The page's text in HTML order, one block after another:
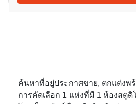
ค้นหาที่อยู่ประกาศขาย, ตกแต่งพ
การคัดเลือก 1 แห่งที่มี 1 ห้องสตู